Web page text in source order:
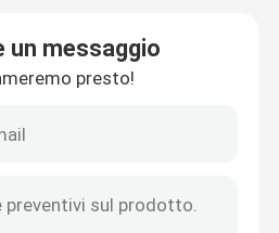
litio
un messaggio
presto!